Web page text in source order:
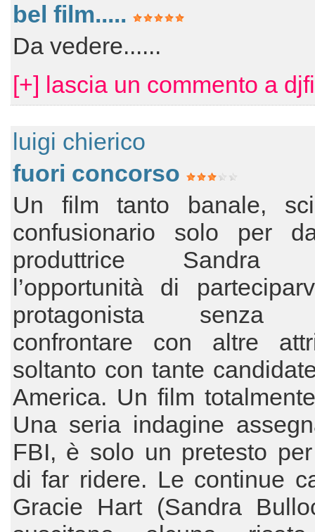
bel film.....
Da vedere......
[+] lascia un commento a
luigi chierico
fuori concorso
Un film tanto banale,
confusionario solo per
produttrice Sandra
l’opportunità di
protagonista senza
confrontare con altre
soltanto con tante
America. Un film
Una seria indagine
FBI, è solo un pretesto
di far ridere. Le continue
Gracie Hart (Sandra